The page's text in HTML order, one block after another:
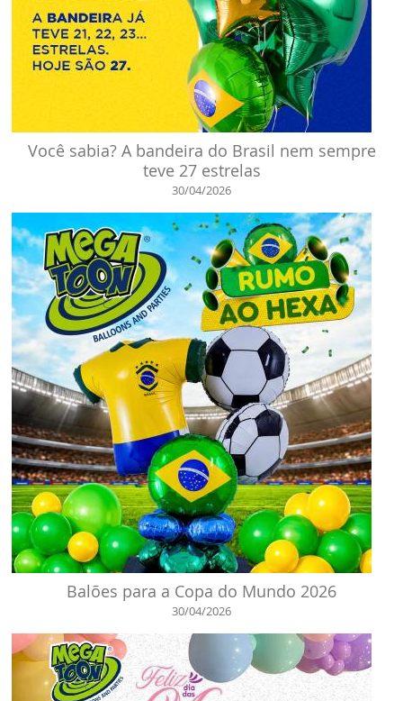
Você sabia? A bandeira do Brasil nem sempre
teve 27 estrelas
30/04/2026
Balões para a Copa do Mundo 2026
30/04/2026